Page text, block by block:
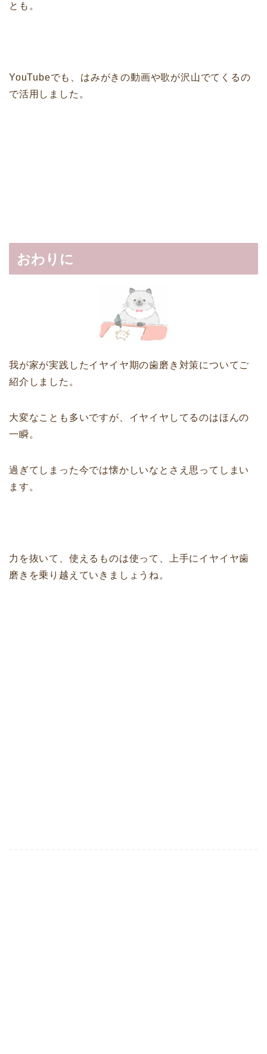
とも。
YouTubeでも、はみがきの動画や歌が沢山でてくるの
で活用しました。
おわりに
我が家が実践したイヤイヤ期の歯磨き対策についてご
紹介しました。
大変なことも多いですが、イヤイヤしてるのはほんの
一瞬。
過ぎてしまった今では懐かしいなとさえ思ってしまい
ます。
力を抜いて、使えるものは使って、上手にイヤイヤ歯
磨きを乗り越えていきましょうね。